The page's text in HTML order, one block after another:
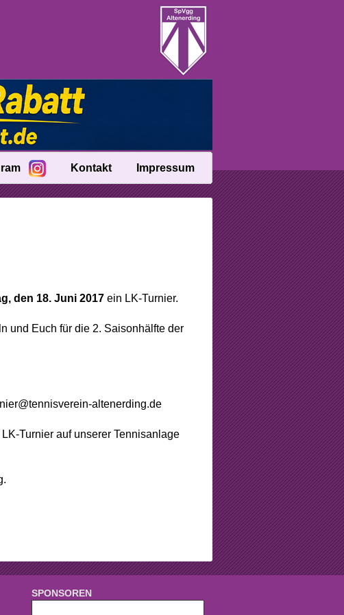
Kontakt Impressum
den 18. Juni 2017 ein LK-Turnier.
und Euch für die 2. Saisonhälfte der
altenerding.de
Turnier auf unserer Tennisanlage
SPONSOREN